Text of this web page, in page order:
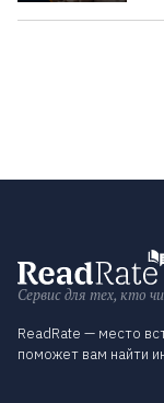
Сервис для тех, кто
ReadRate — место
поможет вам найти